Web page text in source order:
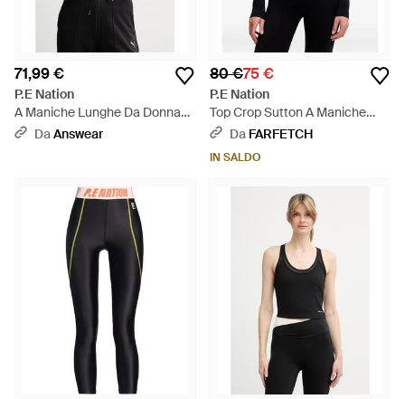
71,99 €
P.E Nation
A Maniche Lunghe Da Donna
Foundation - Nero
DaAnswear
80 €75 €
P.E Nation
Top Crop Sutton A Maniche
Lunghe - Nero
Da FARFETCH
IN SALDO